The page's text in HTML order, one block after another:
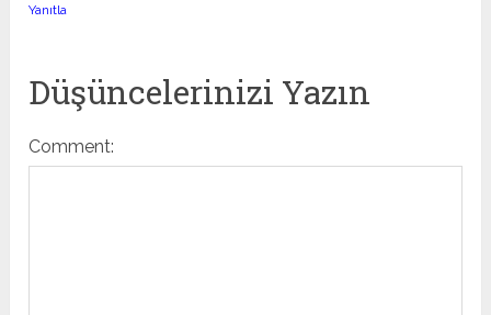
Yanıtla
Düşüncelerinizi Yazın
Comment: